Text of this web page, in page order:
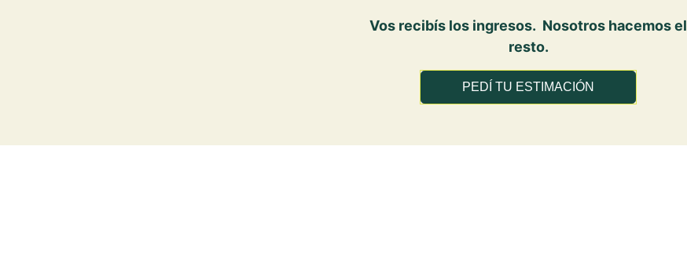
PEDÍ TU ESTIMACIÓN
Vos recibís los ingresos. Nosotros hacemos el
resto.